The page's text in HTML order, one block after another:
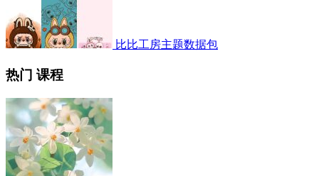
比比工房主题数据包
热门 课程